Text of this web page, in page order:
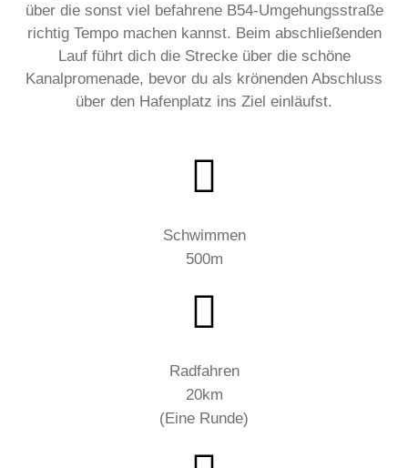
über die sonst viel befahrene B54-Umgehungsstraße
richtig Tempo machen kannst. Beim abschließenden
Lauf führt dich die Strecke über die schöne
Kanalpromenade, bevor du als krönenden Abschluss
über den Hafenplatz ins Ziel einläufst.
Schwimmen
500m
Radfahren
20km
(Eine Runde)